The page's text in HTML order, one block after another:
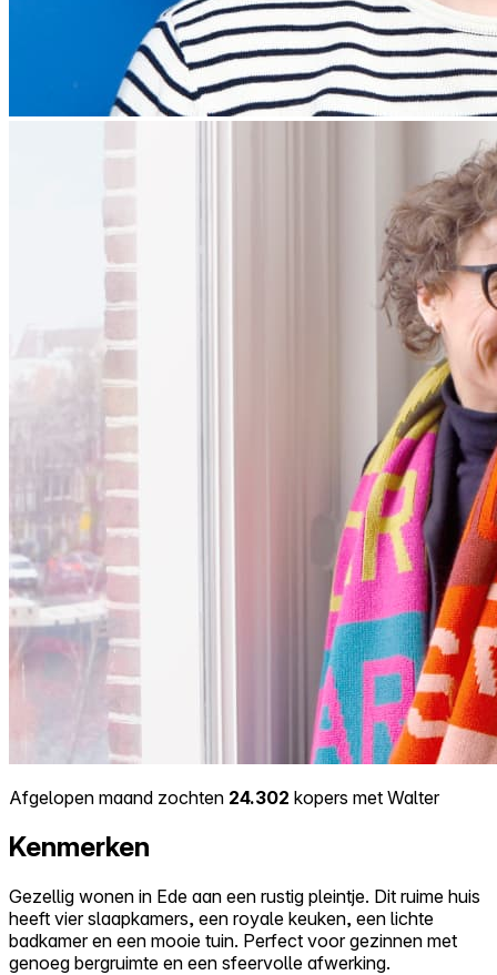
Afgelopen maand zochten 24.302 kopers met Walter
Kenmerken
Gezellig wonen in Ede aan een rustig pleintje. Dit ruime huis
heeft vier slaapkamers, een royale keuken, een lichte
badkamer en een mooie tuin. Perfect voor gezinnen met
genoeg bergruimte en een sfeervolle afwerking.